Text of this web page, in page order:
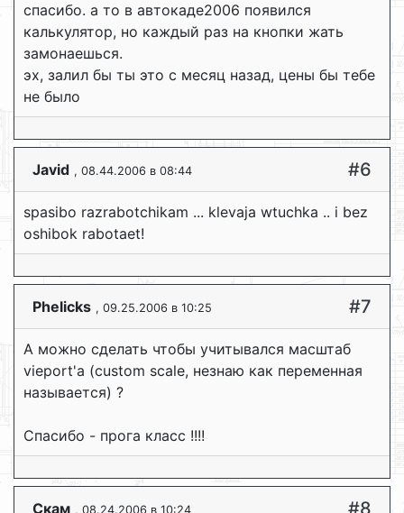
спасибо. а то в автокаде2006 появился
калькулятор, но каждый раз на кнопки жать
замонаешься.
эх, залил бы ты это с месяц назад, цены бы тебе
не было
Javid , 08.44.2006 в 08:44 #6
spasibo razrabotchikam ... klevaja wtuchka .. i bez
oshibok rabotaet!
Phelicks , 09.25.2006 в 10:25 #7
А можно сделать чтобы учитывался масштаб
vieport'а (custom scale, незнаю как переменная
называется) ?
Спасибо - прога класс !!!!
Скам , 08.24.2006 в 10:24